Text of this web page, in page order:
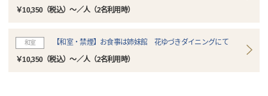
￥10,350（税込）～／人（2名利用時）
和室 【和室・禁煙】お食事は姉妹館 花ゆづきダイニングにて
￥10,350（税込）～／人（2名利用時）